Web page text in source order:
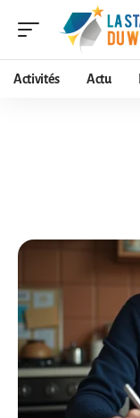
Activités Actu